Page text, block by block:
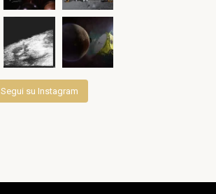
Segui su Instagram